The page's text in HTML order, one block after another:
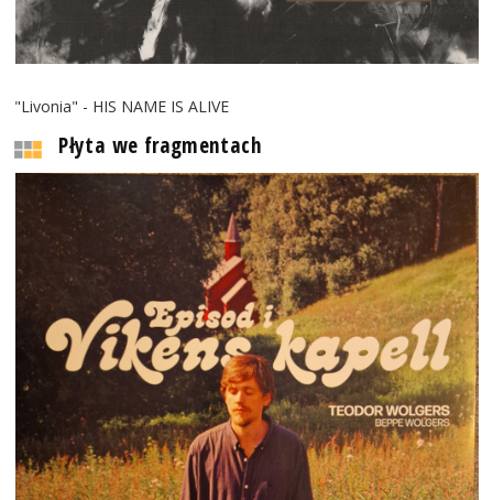
"Livonia" - HIS NAME IS ALIVE
Płyta we fragmentach